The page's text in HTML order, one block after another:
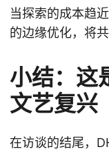
当探索的成本趋
的边缘优化，将
小结：这
文艺复兴
在访谈的结尾，